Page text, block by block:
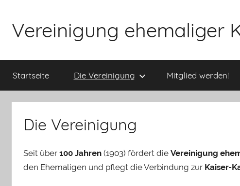
springen
Vereinigung ehemaliger
Startseite Die Vereinigung Mitglied werden!
Die Vereinigung
Seit über 100 Jahren (1903) fördert die Vereinigung
den Ehemaligen und pflegt die Verbindung zur Kaiser-